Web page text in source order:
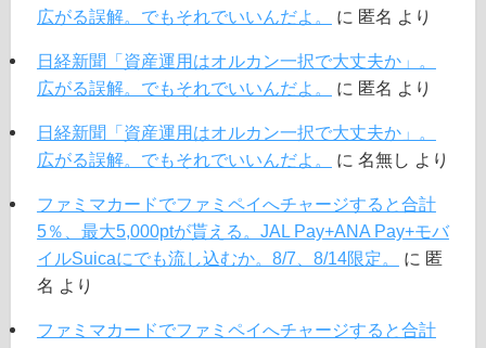
広がる誤解。でもそれでいいんだよ。
に 匿名 より
日経新聞「資産運用はオルカン一択で大丈夫か」。
広がる誤解。でもそれでいいんだよ。
に 匿名 より
日経新聞「資産運用はオルカン一択で大丈夫か」。
広がる誤解。でもそれでいいんだよ。
に 名無し より
ファミマカードでファミペイへチャージすると合計
5％、最大5,000ptが貰える。JAL Pay+ANA Pay+モバ
イルSuicaにでも流し込むか。8/7、8/14限定。
に 匿
名 より
ファミマカードでファミペイへチャージすると合計